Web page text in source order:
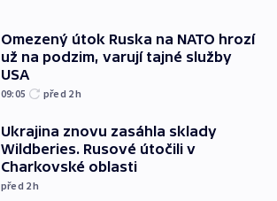
Omezený útok Ruska na NATO hrozí
už na podzim, varují tajné služby
USA
09:05 před 2h
Ukrajina znovu zasáhla sklady
Wildberies. Rusové útočili v
Charkovské oblasti
před 2h